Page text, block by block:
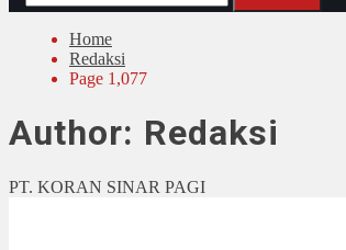
for:
Home
Redaksi
Page 1,077
Author: Redaksi
PT. KORAN SINAR PAGI